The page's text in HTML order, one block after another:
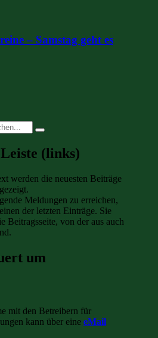
– Samstag geht es
(links)
werden die neuesten Beiträge
Meldungen zu erreichen,
der letzten Einträge. Sie
Beitragsseite, von der aus auch
um
mit den Betreibern für
kann über eine eMail